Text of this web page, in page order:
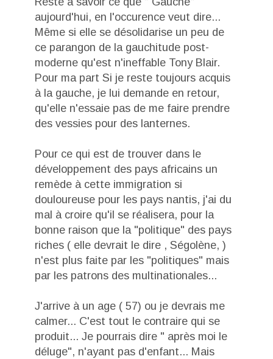
aujourd'hui, en l'occurence veut dire...
Même si elle se désolidarise un peu de
ce parangon de la gauchitude post-
moderne qu'est n'ineffable Tony Blair.
Pour ma part Si je reste toujours acquis
à la gauche, je lui demande en retour,
qu'elle n'essaie pas de me faire prendre
des vessies pour des lanternes.
Pour ce qui est de trouver dans le
développement des pays africains un
remède à cette immigration si
douloureuse pour les pays nantis, j'ai du
mal à croire qu'il se réalisera, pour la
bonne raison que la "politique" des pays
riches ( elle devrait le dire , Ségolène, )
n'est plus faite par les "politiques" mais
par les patrons des multinationales...
J'arrive à un age ( 57) ou je devrais me
calmer... C'est tout le contraire qui se
produit... Je pourrais dire " après moi le
déluge", n'ayant pas d'enfant... Mais